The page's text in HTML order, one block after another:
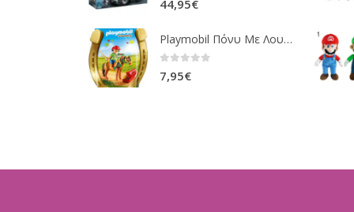
44,95€
Playmobil Πόνυ Με Λουλουδάκια Και Κοριτσάκι 6968
7,95€